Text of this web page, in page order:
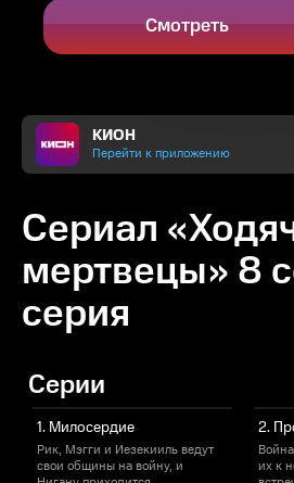
Смотреть
КИОН
Перейти к приложению
Сериал
мертвецы» 8
серия
Серии
1. Милосердие
Рик, Мэгги и Иезекииль ведут
свои общины на войну, и
2.
их к